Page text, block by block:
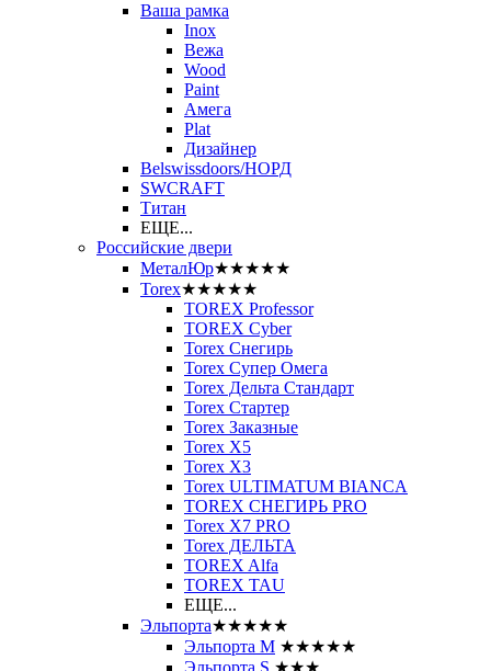
Ваша рамка
Inox
Вежа
Wood
Paint
Амега
Plat
Дизайнер
Belswissdoors/НОРД
SWCRAFT
Титан
ЕЩЕ...
Российские двери
МеталЮр★★★★★
Torex★★★★★
TOREX Professor
TOREX Cyber
Torex Снегирь
Torex Супер Омега
Torex Дельта Стандарт
Torex Стартер
Torex Заказные
Torex Х5
Torex Х3
Torex ULTIMATUM BIANCA
TOREX СНЕГИРЬ PRO
Torex X7 PRO
Torex ДЕЛЬТА
TOREX Alfa
TOREX TAU
ЕЩЕ...
Эльпорта★★★★★
Эльпорта M ★★★★★
Эльпорта S ★★★